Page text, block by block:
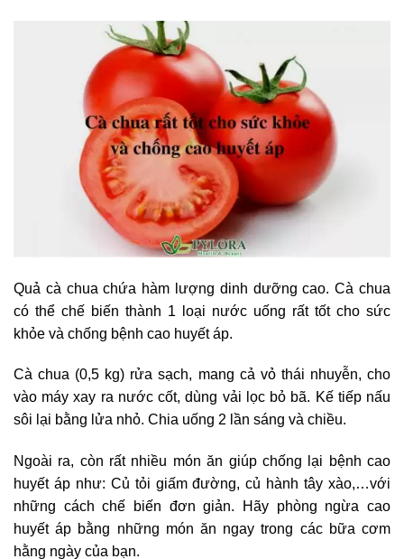
Quả cà chua chứa hàm lượng dinh dưỡng cao. Cà chua
có thể chế biến thành 1 loại nước uống rất tốt cho sức
khỏe và chống bệnh cao huyết áp.
Cà chua (0,5 kg) rửa sạch, mang cả vỏ thái nhuyễn, cho
vào máy xay ra nước cốt, dùng vải lọc bỏ bã. Kế tiếp nấu
sôi lại bằng lửa nhỏ. Chia uống 2 lần sáng và chiều.
Ngoài ra, còn rất nhiều món ăn giúp chống lại bệnh cao
huyết áp như: Củ tỏi giấm đường, củ hành tây xào,…với
những cách chế biến đơn giản. Hãy phòng ngừa cao
huyết áp bằng những món ăn ngay trong các bữa cơm
hằng ngày của bạn.